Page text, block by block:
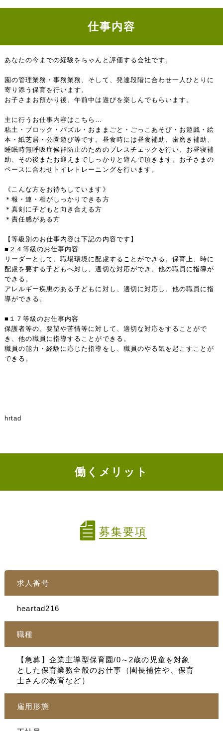
仕事内容
あなたの今までの経験をちゃんと評価する会社です。
園の管理業務・事務業務、そして、発達段階に合わせ一人ひとりに
寄り添う保育を行います。
お子さまお預かり後、午前中は遊びを楽しんでもらいます。
主に行うお仕事内容はこちら…
粘土・ブロック・パズル・おままごと・ごっこあそび・お遊戯・絵
本・紙芝居・公園遊び等です。昼食時には昼食補助、歯磨き補助、
睡眠時無呼吸症候群防止のためのブレスチェックを行い、お昼寝補
助、その後またお迎えまでしっかりと遊んで頂きます。お子さまの
ペースに合わせトイレトレーニングを行います。
《こんな方をお待ちしています》
＊報・連・相がしっかりできる方
＊真剣に子どもと向き合える方
＊責任感がある方
【等級別のお仕事内容は下記の内容です】
■２４等級のお仕事内容
リーダーとして、職場環境に配慮することができる。保育上、時に
配慮を要する子どもへ対し、適切な対応ができ、他の職員に指導が
できる。
アレルギー疾患のある子どもに対し、適切に対応し、他の職員に指
導ができる。
■１７等級のお仕事内容
保護者等の、要望や苦情等に対して、適切な対応をすることがで
き、他の職員に指導することができる。
職員の能力・経験に応じた指導をし、職員のやる気を起こすことが
できる。
hrtad
働くメリット
募集要項
求人番号
heartad216
職種
【急募】企業主導型保育園/0～2歳の児童を対象
とした保育業務全般のお仕事（園長補佐や、保育
士さんの教育など）
雇用形態